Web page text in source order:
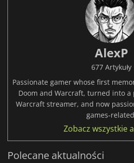
AlexP
677 Artykuły
Passionate gamer whose first
Doom and Warcraft, turned into
Warcraft streamer, and now
games-
Zobacz wszystkie
Polecane aktualności